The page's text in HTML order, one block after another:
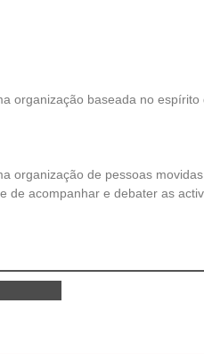
organização baseada no espírito
organização de pessoas
de acompanhar e debater as